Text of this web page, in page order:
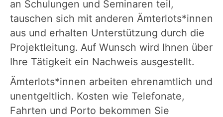
an Schulungen und Seminaren teil,
tauschen sich mit anderen Ämterlots*innen
aus und erhalten Unterstützung durch die
Projektleitung. Auf Wunsch wird Ihnen über
Ihre Tätigkeit ein Nachweis ausgestellt.
Ämterlots*innen arbeiten ehrenamtlich und
unentgeltlich. Kosten wie Telefonate,
Fahrten und Porto bekommen Sie